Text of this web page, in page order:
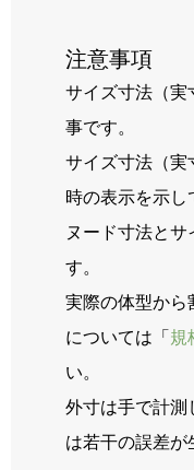
注意事項
サイズ寸法（実
事です。
サイズ寸法（実
時の表示を示し
ヌード寸法と
す。
実際の体型から
については「 規
い。
外寸は手で計測
は若干の誤差が